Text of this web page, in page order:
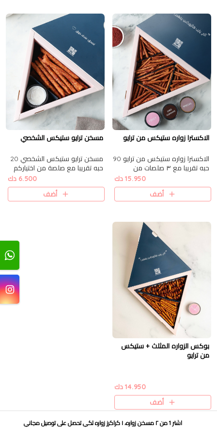
الاكسترا زواره ستيكس من ترايو
الاكسترا زواره ستيكس من ترايو 90
حبه تقريبا مع ٣ صلصات من
15.950 دك
أضف
مسخن ترايو ستيكس الشخصي
مسخن ترايو ستيكس الشخصي 20
حبه تقريبا مع صلصة من اختياركم
6.500 دك
أضف
بوكس الزواره المثلث + ستيكس
من ترايو
14.950 دك
أضف
اشتر 1 من ٢ مسخن زواره، ١ كراكرز زواره لكي تحصل علىتوصيل مجاني